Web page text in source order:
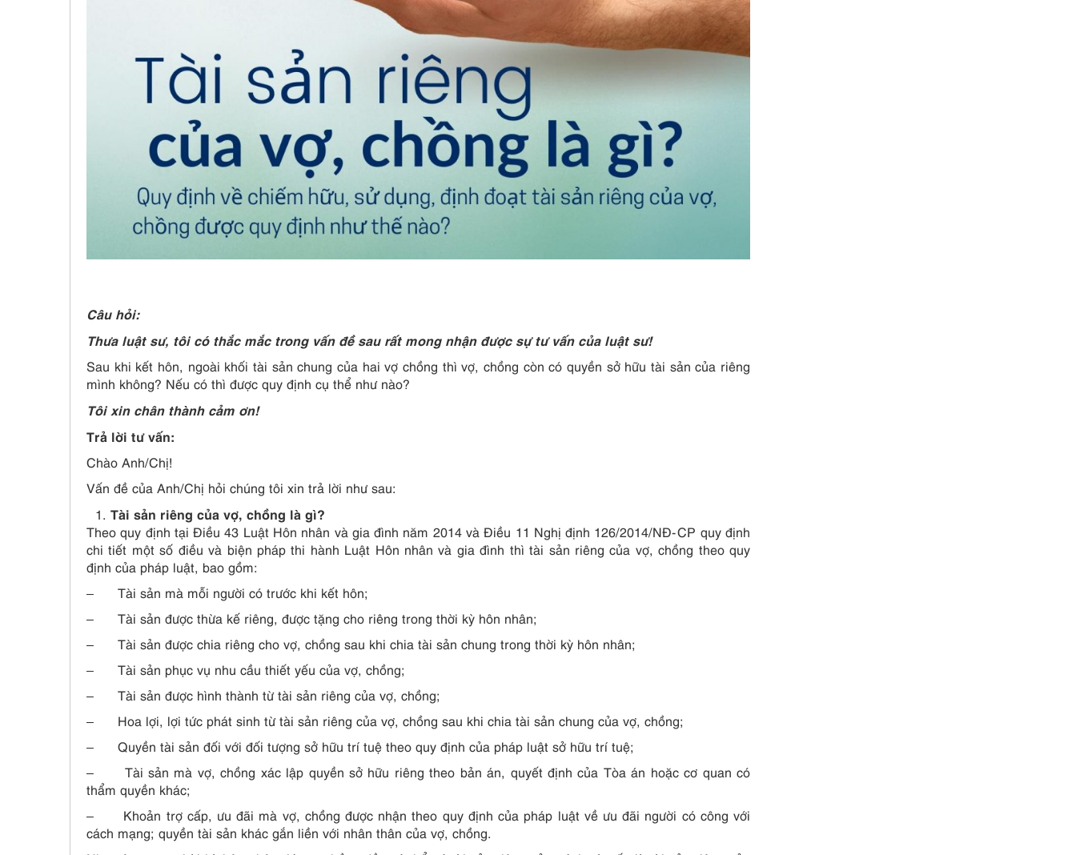
Câu hỏi:
Thưa luật sư, tôi có thắc mắc trong vấn đề sau rất mong nhận được sự tư vấn của luật sư!
Sau khi kết hôn, ngoài khối tài sản chung của hai vợ chồng thì vợ, chồng còn có quyền sở hữu tài sản của riêng
mình không? Nếu có thì được quy định cụ thể như nào?
Tôi xin chân thành cảm ơn!
Trả lời tư vấn:
Chào Anh/Chị!
Vấn đề của Anh/Chị hỏi chúng tôi xin trả lời như sau:
Tài sản riêng của vợ, chồng là gì?
Theo quy định tại Điều 43 Luật Hôn nhân và gia đình năm 2014 và Điều 11 Nghị định 126/2014/NĐ-CP quy định
chi tiết một số điều và biện pháp thi hành Luật Hôn nhân và gia đình thì tài sản riêng của vợ, chồng theo quy
định của pháp luật, bao gồm:
– Tài sản mà mỗi người có trước khi kết hôn;
– Tài sản được thừa kế riêng, được tặng cho riêng trong thời kỳ hôn nhân;
– Tài sản được chia riêng cho vợ, chồng sau khi chia tài sản chung trong thời kỳ hôn nhân;
– Tài sản phục vụ nhu cầu thiết yếu của vợ, chồng;
– Tài sản được hình thành từ tài sản riêng của vợ, chồng;
– Hoa lợi, lợi tức phát sinh từ tài sản riêng của vợ, chồng sau khi chia tài sản chung của vợ, chồng;
– Quyền tài sản đối với đối tượng sở hữu trí tuệ theo quy định của pháp luật sở hữu trí tuệ;
– Tài sản mà vợ, chồng xác lập quyền sở hữu riêng theo bản án, quyết định của Tòa án hoặc cơ quan có
thẩm quyền khác;
– Khoản trợ cấp, ưu đãi mà vợ, chồng được nhận theo quy định của pháp luật về ưu đãi người có công với
cách mạng; quyền tài sản khác gắn liền với nhân thân của vợ, chồng.